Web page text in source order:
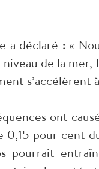
déclaré : «
de la
s’accélèrent
ont
pour cent
pourrait